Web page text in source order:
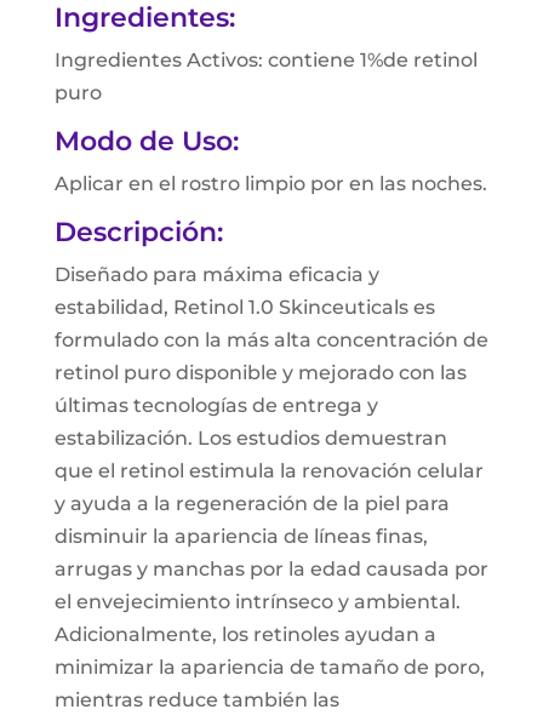
Ingredientes:
Ingredientes Activos: contiene 1%de retinol
puro
Modo de Uso:
Aplicar en el rostro limpio por en las noches.
Descripción:
Diseñado para máxima eficacia y
estabilidad, Retinol 1.0 Skinceuticals es
formulado con la más alta concentración de
retinol puro disponible y mejorado con las
últimas tecnologías de entrega y
estabilización. Los estudios demuestran
que el retinol estimula la renovación celular
y ayuda a la regeneración de la piel para
disminuir la apariencia de líneas finas,
arrugas y manchas por la edad causada por
el envejecimiento intrínseco y ambiental.
Adicionalmente, los retinoles ayudan a
minimizar la apariencia de tamaño de poro,
mientras reduce también las